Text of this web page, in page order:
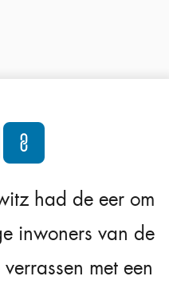
had de eer om
inwoners van de
met een